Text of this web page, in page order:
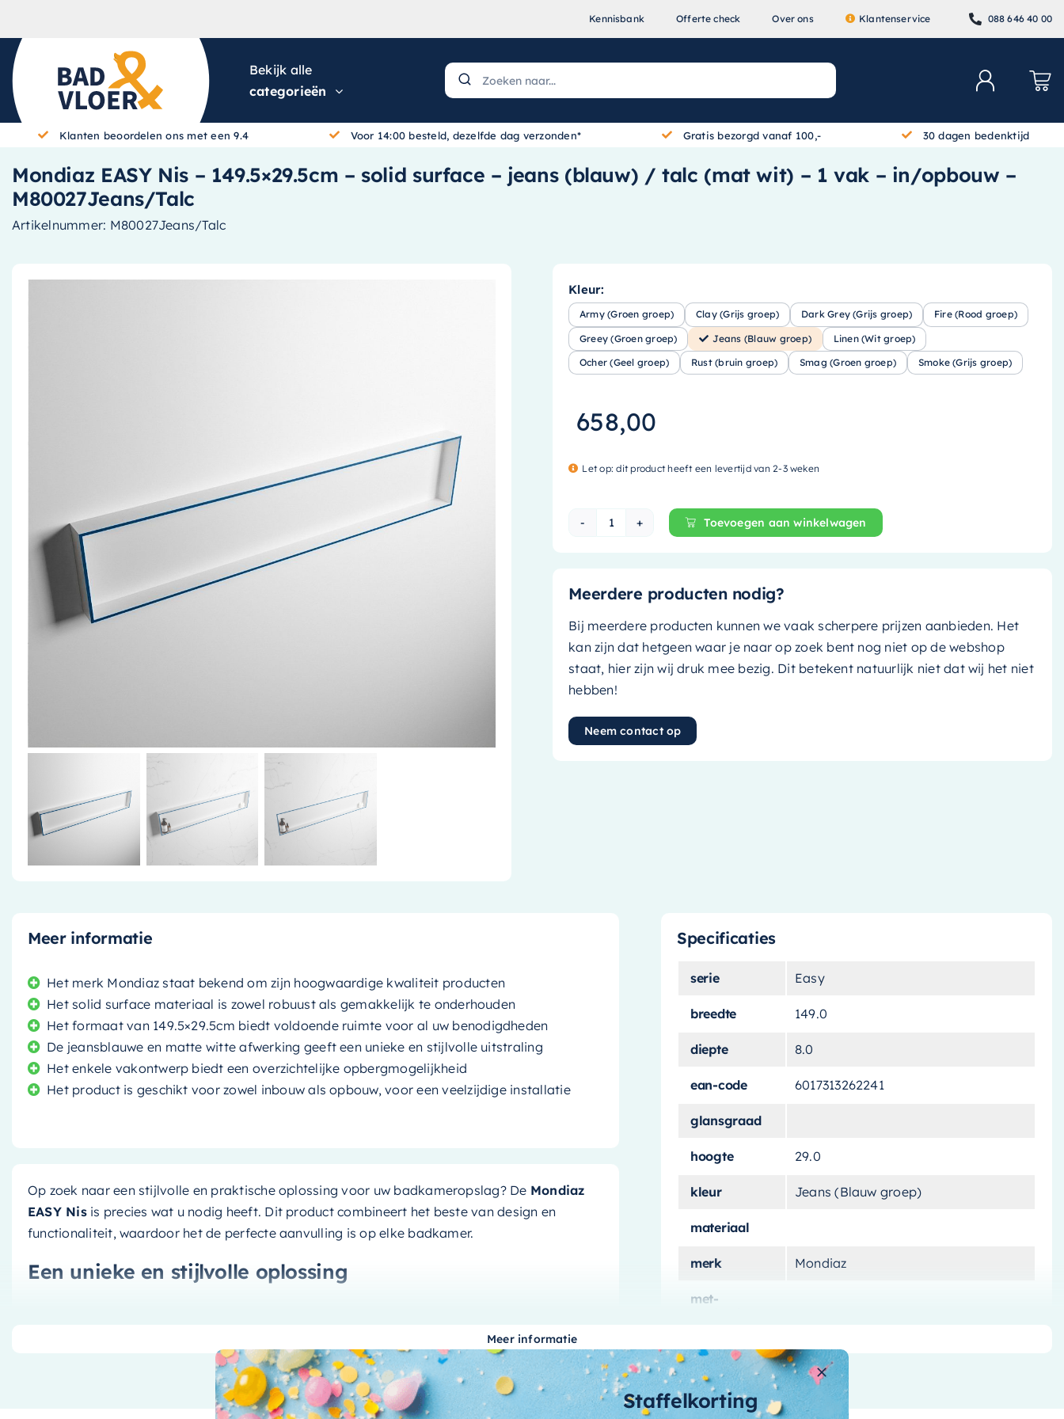
Kennisbank Offerte check Over ons Klantenservice 088 646 40 00
Bekijk alle
categorieën
Klanten beoordelen ons met een 9.4 Voor 14:00 besteld, dezelfde dag verzonden* Gratis bezorgd vanaf 100,- 30 dagen bedenktijd
Mondiaz EASY Nis – 149.5×29.5cm – solid surface – jeans (blauw) / talc (mat wit) – 1 vak – in/opbouw –
M80027Jeans/Talc
Artikelnummer: M80027Jeans/Talc
Kleur:
Army (Groen groep) Clay (Grijs groep) Dark Grey (Grijs groep) Fire (Rood groep)
Greey (Groen groep) Jeans (Blauw groep) Linen (Wit groep)
Ocher (Geel groep) Rust (bruin groep) Smag (Groen groep) Smoke (Grijs groep)
658,00
Let op: dit product heeft een levertijd van 2-3 weken
Mondiaz EASY Nis - 149.5x29.5cm - solid surface - jeans (blauw) / talc
Toevoegen aan winkelwagen
Meerdere producten nodig?
Bij meerdere producten kunnen we vaak scherpere prijzen aanbieden. Het
kan zijn dat hetgeen waar je naar op zoek bent nog niet op de webshop
staat, hier zijn wij druk mee bezig. Dit betekent natuurlijk niet dat wij het niet
hebben!
Neem contact op
Meer informatie
Het merk Mondiaz staat bekend om zijn hoogwaardige kwaliteit producten
Het solid surface materiaal is zowel robuust als gemakkelijk te onderhouden
Het formaat van 149.5×29.5cm biedt voldoende ruimte voor al uw benodigdheden
De jeansblauwe en matte witte afwerking geeft een unieke en stijlvolle uitstraling
Het enkele vakontwerp biedt een overzichtelijke opbergmogelijkheid
Het product is geschikt voor zowel inbouw als opbouw, voor een veelzijdige installatie
Op zoek naar een stijlvolle en praktische oplossing voor uw badkameropslag? De Mondiaz
EASY Nisis precies wat u nodig heeft. Dit product combineert het beste van design en
functionaliteit, waardoor het de perfecte aanvulling is op elke badkamer.
Een unieke en stijlvolle oplossing
Uitgevoerd in een unieke combinatie van jeansblauw en mat wit, voegt deze nis een vleugje
stijl toe aan uw badkamer. Het solide oppervlakmateriaal is niet alleen duurzaam, maar ook
gemakkelijk te onderhouden, waardoor het er jarenlang geweldig uit blijft zien.
Specificaties
serie Easy
breedte 149.0
diepte 8.0
ean-code 6017313262241
glansgraad
hoogte 29.0
kleur Jeans (Blauw groep)
materiaal
merk Mondiaz
met-
montagewijze
aantal-vakken 1 vak
Meer informatie
Staffelkorting